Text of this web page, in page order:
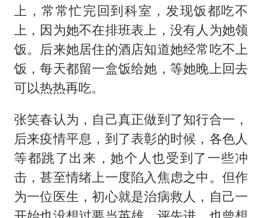
上，常常忙完回到科室，发现饭都吃不
上，因为她不在排班表上，没有人为她领
饭。后来她居住的酒店知道她经常吃不上
饭，每天都留一盒饭给她，等她晚上回去
可以热热再吃。
张笑春认为，自己真正做到了知行合一，
后来疫情平息，到了表彰的时候，各色人
等都跳了出来，她个人也受到了一些冲
击，甚至情绪上一度陷入焦虑之中。但作
为一位医生，初心就是治病救人，自己一